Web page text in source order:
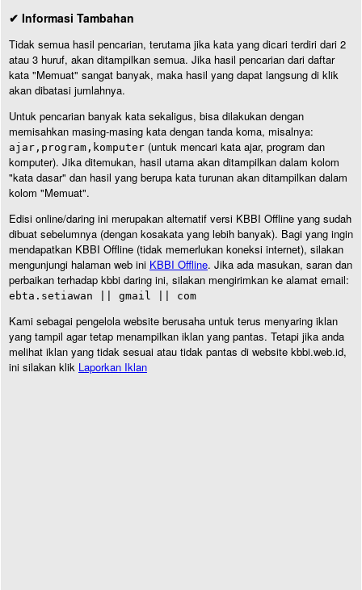
✔ Informasi Tambahan
Tidak semua hasil pencarian, terutama jika kata yang dicari terdiri dari 2
atau 3 huruf, akan ditampilkan semua. Jika hasil pencarian dari daftar
kata "Memuat" sangat banyak, maka hasil yang dapat langsung di klik
akan dibatasi jumlahnya.
Untuk pencarian banyak kata sekaligus, bisa dilakukan dengan
memisahkan masing-masing kata dengan tanda koma, misalnya:
ajar,program,komputer (untuk mencari kata ajar, program dan
komputer). Jika ditemukan, hasil utama akan ditampilkan dalam kolom
"kata dasar" dan hasil yang berupa kata turunan akan ditampilkan dalam
kolom "Memuat".
Edisi online/daring ini merupakan alternatif versi KBBI Offline yang sudah
dibuat sebelumnya (dengan kosakata yang lebih banyak). Bagi yang ingin
mendapatkan KBBI Offline (tidak memerlukan koneksi internet), silakan
mengunjungi halaman web ini KBBI Offline. Jika ada masukan, saran dan
perbaikan terhadap kbbi daring ini, silakan mengirimkan ke alamat email:
ebta.setiawan || gmail || com
Kami sebagai pengelola website berusaha untuk terus menyaring iklan
yang tampil agar tetap menampilkan iklan yang pantas. Tetapi jika anda
melihat iklan yang tidak sesuai atau tidak pantas di website kbbi.web.id,
ini silakan klik Laporkan Iklan